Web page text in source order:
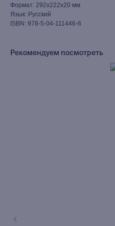
Формат: 292x222x20 мм
Язык: Русский
ISBN: 978-5-04-111446-6
Рекомендуем посмотреть